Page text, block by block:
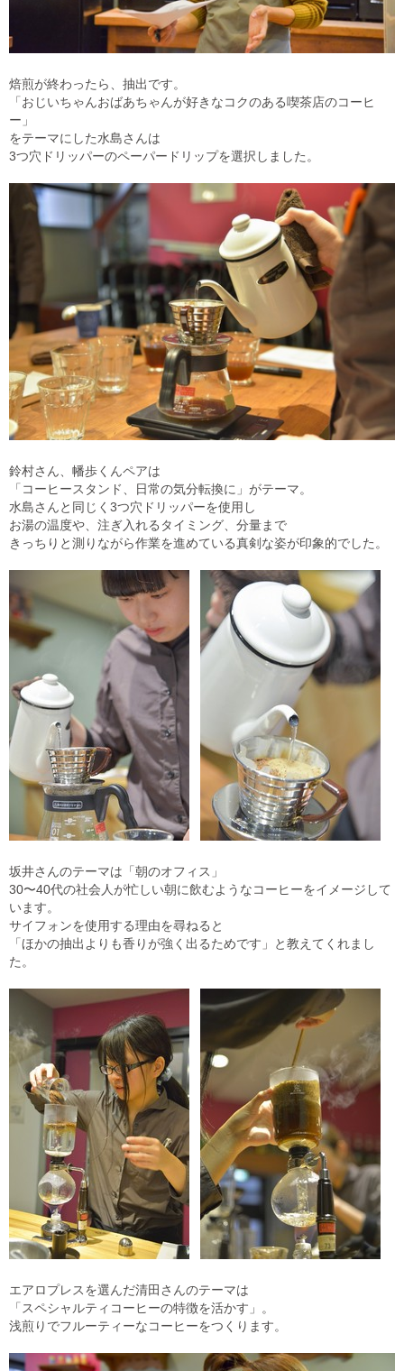
焙煎が終わったら、抽出です。
「おじいちゃんおばあちゃんが好きなコクのある喫茶店のコーヒ
ー」
をテーマにした水島さんは
3つ穴ドリッパーのペーパードリップを選択しました。
鈴村さん、幡歩くんペアは
「コーヒースタンド、日常の気分転換に」がテーマ。
水島さんと同じく3つ穴ドリッパーを使用し
お湯の温度や、注ぎ入れるタイミング、分量まで
きっちりと測りながら作業を進めている真剣な姿が印象的でした。
坂井さんのテーマは「朝のオフィス」
30〜40代の社会人が忙しい朝に飲むようなコーヒーをイメージして
います。
サイフォンを使用する理由を尋ねると
「ほかの抽出よりも香りが強く出るためです」と教えてくれまし
た。
エアロプレスを選んだ清田さんのテーマは
「スペシャルティコーヒーの特徴を活かす」。
浅煎りでフルーティーなコーヒーをつくります。